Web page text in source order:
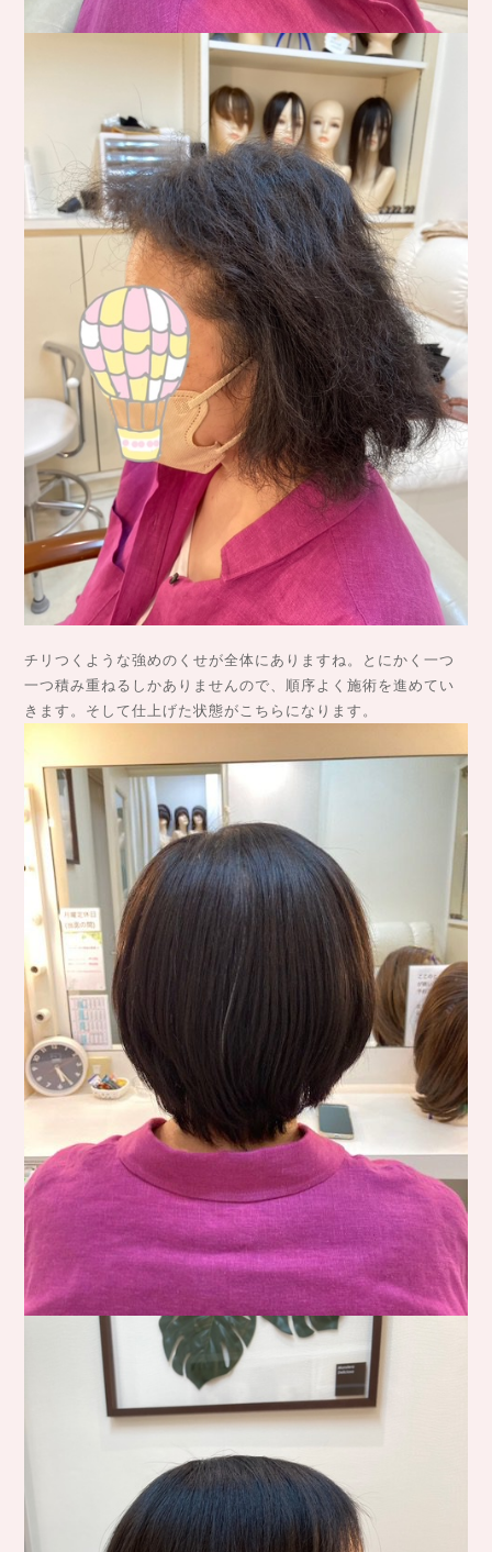
チリつくような強めのくせが全体にありますね。とにかく一つ
一つ積み重ねるしかありませんので、順序よく施術を進めてい
きます。そして仕上げた状態がこちらになります。